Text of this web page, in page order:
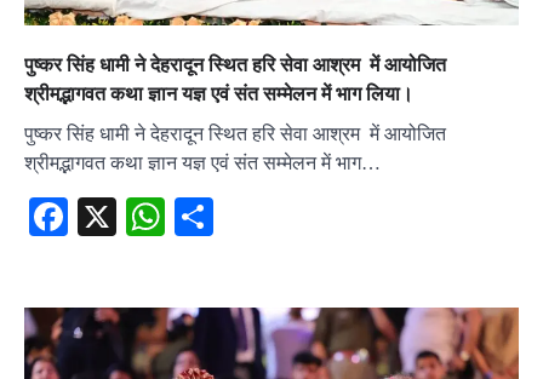
पुष्कर सिंह धामी ने देहरादून स्थित हरि सेवा आश्रम में आयोजित
श्रीमद्भागवत कथा ज्ञान यज्ञ एवं संत सम्मेलन में भाग लिया।
पुष्कर सिंह धामी ने देहरादून स्थित हरि सेवा आश्रम में आयोजित
श्रीमद्भागवत कथा ज्ञान यज्ञ एवं संत सम्मेलन में भाग…
Facebook
X WhatsApp